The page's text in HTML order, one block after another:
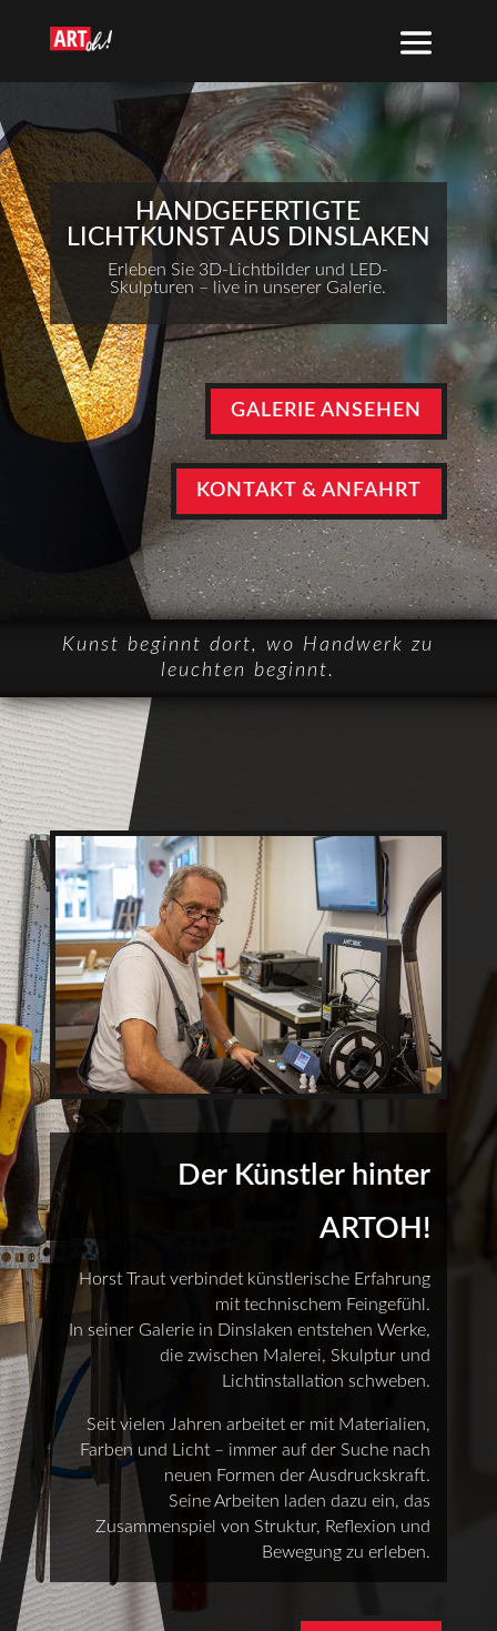
HANDGEFERTIGTE
LICHTKUNST AUS DINSLAKEN
Erleben Sie 3D-Lichtbilder und LED-
Skulpturen – live in unserer Galerie.
GALERIE ANSEHEN
KONTAKT & ANFAHRT
Kunst beginnt dort, wo Handwerk zu
leuchten beginnt.
Der Künstler hinter
ARTOH!
Horst Traut verbindet künstlerische Erfahrung
mit technischem Feingefühl.
In seiner Galerie in Dinslaken entstehen Werke,
die zwischen Malerei, Skulptur und
Lichtinstallation schweben.
Seit vielen Jahren arbeitet er mit Materialien,
Farben und Licht – immer auf der Suche nach
neuen Formen der Ausdruckskraft.
Seine Arbeiten laden dazu ein, das
Zusammenspiel von Struktur, Reflexion und
Bewegung zu erleben.